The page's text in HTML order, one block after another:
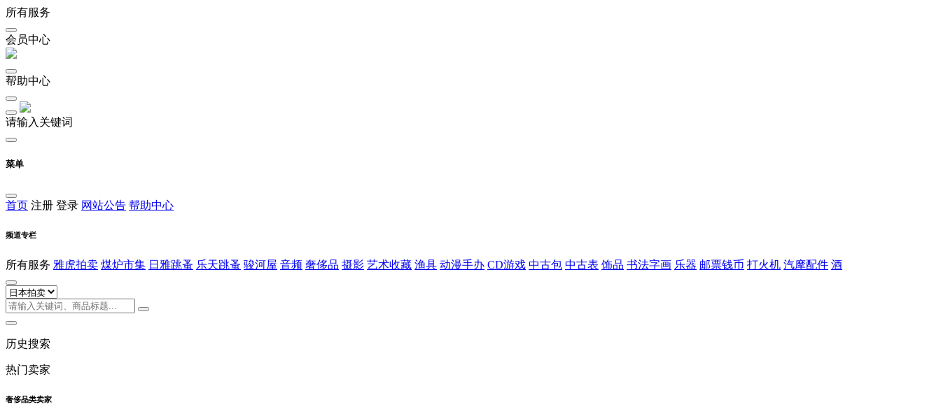
所有服务
会员中心
帮助中心
请输入关键词
菜单
首页 注册 登录 网站公告 帮助中心
频道专栏
所有服务 雅虎拍卖 煤炉市集 日雅跳蚤 乐天跳蚤 骏河屋 音频 奢侈品 摄影 艺术收藏 渔具 动漫手办 CD游戏 中古包 中古表 饰品 书法字画 乐器 邮票钱币 打火机 汽摩配件 酒
历史搜索
热门卖家
奢侈品类卖家